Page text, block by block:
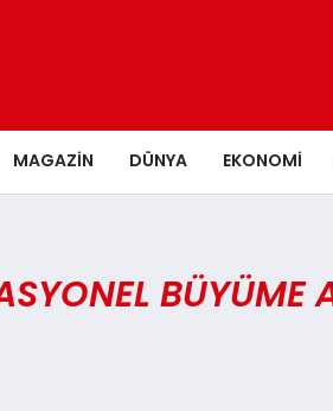
MAGAZIN DÜNYA EKONOMI
BÜYÜME